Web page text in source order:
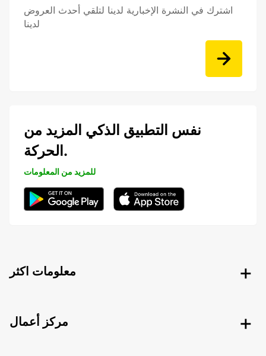
اشترك في النشرة الإخبارية لدينا لتلقي أحدث العروض
لدينا
نفس التطبيق الذكي المزيد من
الحركة.
للمزيد من المعلومات
معلومات اكثر
مركز أعمال